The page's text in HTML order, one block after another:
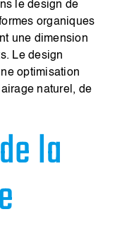
le design de
organiques
une dimension
Le design
optimisation
naturel, de
la